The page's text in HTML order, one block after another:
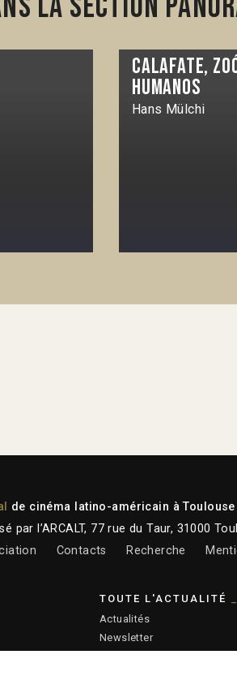
Calafate,
humanos
Hans Mülchi
de cinéma latino-américain à
par l’ARCALT, 77 rue du Taur, 31000
Contacts Recherche
TOUTE L'ACTUALITÉ
Actualités
Newsletter